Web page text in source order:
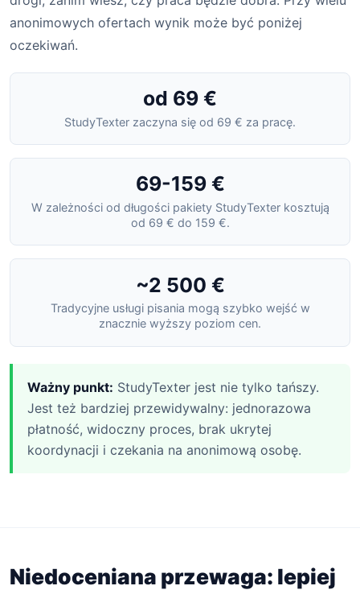
anonimowych ofertach wynik może być poniżej
oczekiwań.
od 69 €
StudyTexter zaczyna się od 69 € za pracę.
69-159 €
W zależności od długości pakiety StudyTexter kosztują
od 69 € do 159 €.
~2 500 €
Tradycyjne usługi pisania mogą szybko wejść w
znacznie wyższy poziom cen.
Ważny punkt: StudyTexter jest nie tylko tańszy.
Jest też bardziej przewidywalny: jednorazowa
płatność, widoczny proces, brak ukrytej
koordynacji i czekania na anonimową osobę.
Niedoceniana przewaga: lepiej